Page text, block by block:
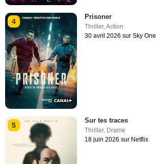
4
Prisoner
Thriller,Action
30 avril 2026 sur Sky One
5
Sur tes traces
Thriller, Drame
18 juin 2026 sur Netflix